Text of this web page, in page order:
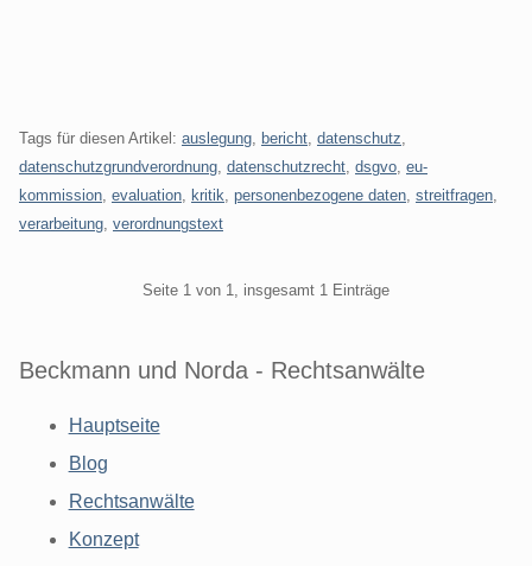
Tags für diesen Artikel: auslegung bericht datenschutz
datenschutzgrundverordnung datenschutzrecht dsgvo eu-
kommission evaluation kritik personenbezogene daten streitfragen
verarbeitung verordnungstext
Seite 1 von 1, insgesamt 1 Einträge
Beckmann und Norda - Rechtsanwälte
Hauptseite
Blog
Rechtsanwälte
Konzept